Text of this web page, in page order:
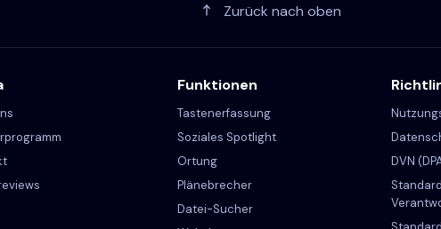
Zurück nach oben
Funktionen
Tastenerfassung
Soziales Spotlight
Ortung
Plänebrecher
Datei-Sucher
DVN